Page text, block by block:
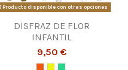
Producto disponible con otras opciones
DISFRAZ DE FLOR
INFANTIL
9,50 €